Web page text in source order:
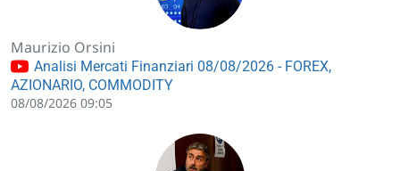
Maurizio Orsini
Analisi Mercati Finanziari 08/08/2026 - FOREX,
AZIONARIO, COMMODITY
08/08/2026 09:05